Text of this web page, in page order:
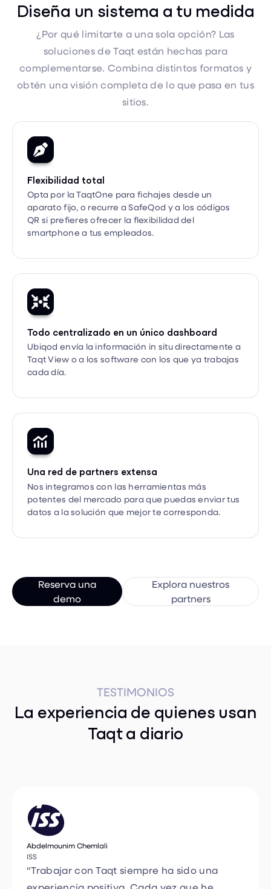
¿Por qué limitarte a una sola opción? Las
soluciones de Taqt están hechas para
complementarse. Combina distintos formatos y
obtén una visión completa de lo que pasa en tus
sitios.
Flexibilidad total
aparato fijo, o recurre a SafeQod y a los códigos
QR si prefieres ofrecer la flexibilidad del
smartphone a tus empleados.
Todo centralizado en un único dashboard
Taqt View o a los software con los que ya trabajas
cada día.
Una red de partners extensa
potentes del mercado para que puedas enviar tus
datos a la solución que mejor te corresponda.
demo
partners
La experiencia de quienes usan
Taqt a diario
Abdelmounim Chemlali
ISS
“Trabajar con Taqt siempre ha sido una
experiencia positiva. Cada vez que he
hablado con su equipo ha sido para buscar